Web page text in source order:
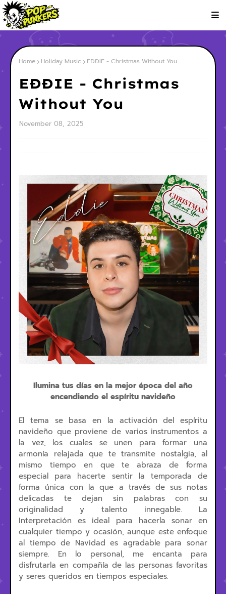
Home Holiday Music EĐĐIE - Christmas Without You
EĐĐIE - Christmas
Without You
November 08, 2025
Ilumina tus días en la mejor época del año
encendiendo el espíritu navideño
El tema se basa en la activación del espíritu
navideño que proviene de varios instrumentos a
la vez, los cuales se unen para formar una
armonía relajada que te transmite nostalgia, al
mismo tiempo en que te abraza de forma
especial para hacerte sentir la temporada de
forma única con la que a través de sus notas
delicadas te dejan sin palabras con su
originalidad y talento innegable. La
Interpretación es ideal para hacerla sonar en
cualquier tiempo y ocasión, aunque este enfoque
al tiempo de Navidad es agradable para sonar
siempre. En lo personal, me encanta para
disfrutarla en compañía de las personas favoritas
y seres queridos en tiempos especiales.